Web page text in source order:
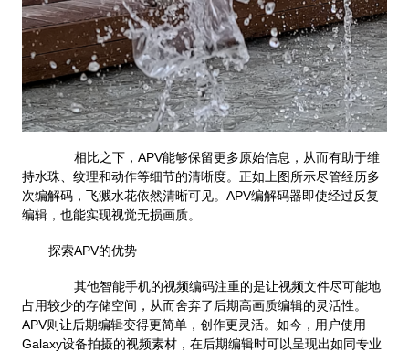
相比之下，APV能够保留更多原始信息，从而有助于维
持水珠、纹理和动作等细节的清晰度。正如上图所示尽管经历多
次编解码，飞溅水花依然清晰可见。APV编解码器即使经过反复
编辑，也能实现视觉无损画质。
探索APV的优势
其他智能手机的视频编码注重的是让视频文件尽可能地
占用较少的存储空间，从而舍弃了后期高画质编辑的灵活性。
APV则让后期编辑变得更简单，创作更灵活。如今，用户使用
Galaxy设备拍摄的视频素材，在后期编辑时可以呈现出如同专业